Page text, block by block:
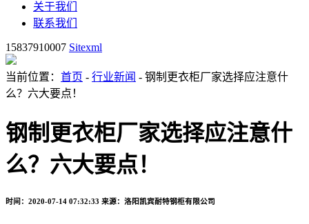
关于我们
联系我们
15837910007 Sitexml
当前位置： 首页 - 行业新闻 - 钢制更衣柜厂家选择应注意什
么？六大要点！
钢制更衣柜厂家选择应注意什
么？六大要点！
时间：2020-07-14 07:32:33 来源：洛阳凯宾耐特钢柜有限公司